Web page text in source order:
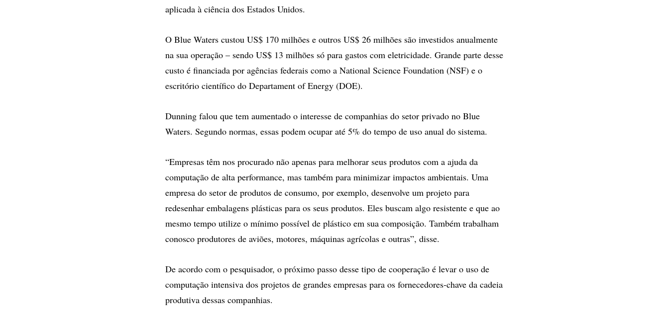
aplicada à ciência dos Estados Unidos.
O Blue Waters custou US$ 170 milhões e outros US$ 26 milhões são investidos anualmente
na sua operação – sendo US$ 13 milhões só para gastos com eletricidade. Grande parte desse
custo é financiada por agências federais como a National Science Foundation (NSF) e o
escritório científico do Departament of Energy (DOE).
Dunning falou que tem aumentado o interesse de companhias do setor privado no Blue
Waters. Segundo normas, essas podem ocupar até 5% do tempo de uso anual do sistema.
“Empresas têm nos procurado não apenas para melhorar seus produtos com a ajuda da
computação de alta performance, mas também para minimizar impactos ambientais. Uma
empresa do setor de produtos de consumo, por exemplo, desenvolve um projeto para
redesenhar embalagens plásticas para os seus produtos. Eles buscam algo resistente e que ao
mesmo tempo utilize o mínimo possível de plástico em sua composição. Também trabalham
conosco produtores de aviões, motores, máquinas agrícolas e outras”, disse.
De acordo com o pesquisador, o próximo passo desse tipo de cooperação é levar o uso de
computação intensiva dos projetos de grandes empresas para os fornecedores-chave da cadeia
produtiva dessas companhias.